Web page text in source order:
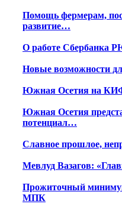
Помощь фермерам,
развитие…
О работе Сбербанка
Новые возможности
Южная Осетия на
Южная Осетия
потенциал…
Славное прошлое,
Мевлуд Вазагов:
Прожиточный
МПК